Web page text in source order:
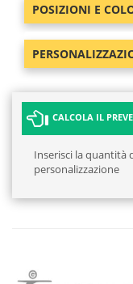
POSIZIONI E
CALCOLA IL
Inserisci la quantità
personalizzazione